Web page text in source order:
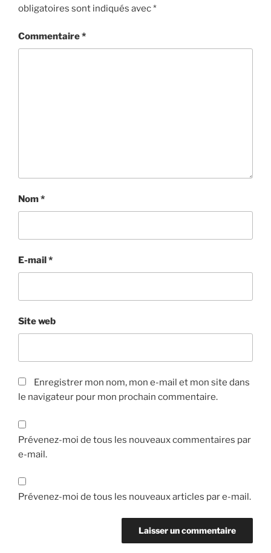
obligatoires sont indiqués avec*
Commentaire*
Nom*
E-mail*
Site web
Enregistrer mon nom, mon e-mail et mon site dans
le navigateur pour mon prochain commentaire.
Prévenez-moi de tous les nouveaux commentaires par
e-mail.
Prévenez-moi de tous les nouveaux articles par e-mail.